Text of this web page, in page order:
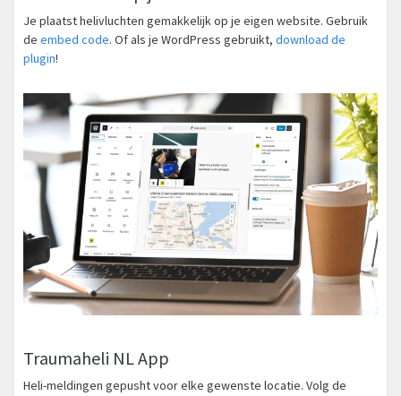
Je plaatst helivluchten gemakkelijk op je eigen website. Gebruik
de embed code. Of als je WordPress gebruikt, download de
plugin!
Traumaheli NL App
Heli-meldingen gepusht voor elke gewenste locatie. Volg de